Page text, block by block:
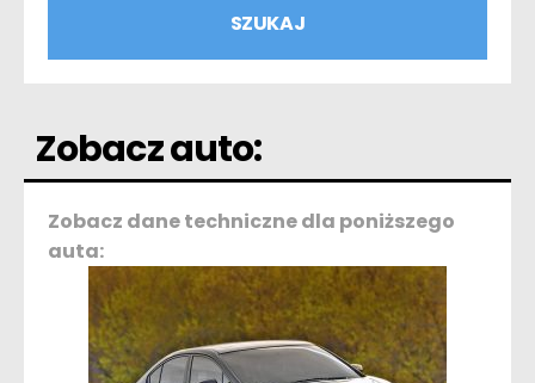
Zobacz auto:
Zobacz dane techniczne dla poniższego
auta: